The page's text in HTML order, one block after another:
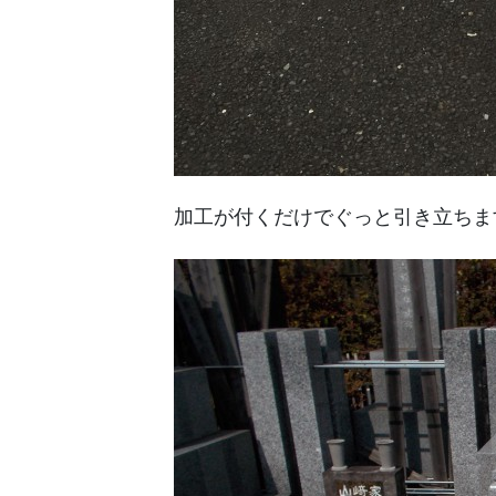
加工が付くだけでぐっと引き立ち